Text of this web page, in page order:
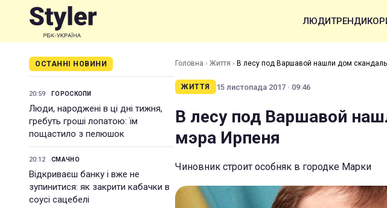
ЛЮДИТРЕНДИ
ОСТАННІ НОВИНИ
20:59 ГОРОСКОПИ
Люди, народжені в ці дні тижня,
гребуть гроші лопатою: їм
пощастило з пелюшок
20:12 СМАЧНО
Відкриваєш банку і вже не
зупинитися: як закрити кабачки в
соусі сацебелі
Головна › Життя › В лесу под Варшавой нашли дом
ЖИТТЯ 15 листопада 2017 · 09:46
В лесу под Варшавой
мэра Ирпеня
Чиновник строит особняк в городке Марки